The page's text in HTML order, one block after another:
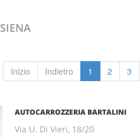
SIENA
Inizio Indietro 1 2 3
AUTOCARROZZERIA BARTALINI
Via U. Di Vieri, 18/20